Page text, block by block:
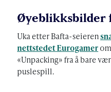
Øyeblikksbilder
Uka etter Bafta-seieren
nettstedet Eurogamer
«Unpacking» fra å bare
puslespill.